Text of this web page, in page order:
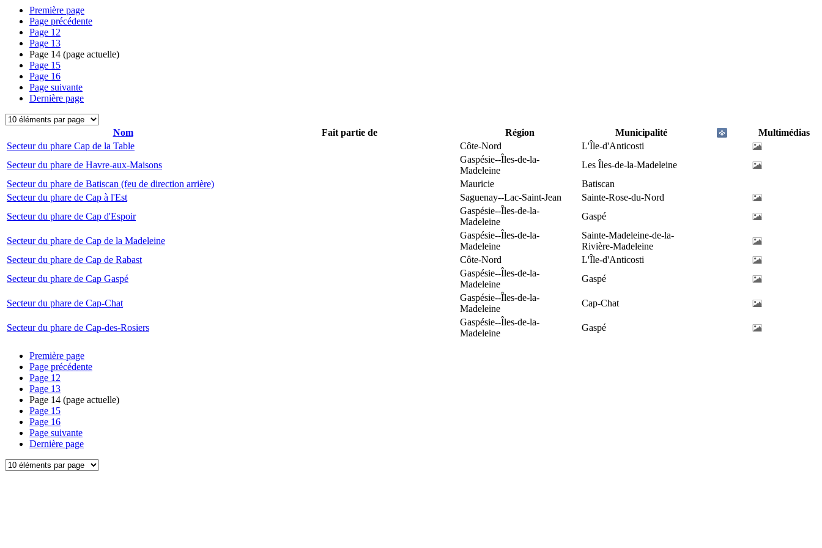
Première page
Page précédente
Page 12
Page 13
Page 14 (page actuelle)
Page 15
Page 16
Page suivante
Dernière page
Nom Fait partie de Région Municipalité
Multimédias
Secteur du phare Cap de la Table
Côte-Nord
L'Île-d'Anticosti
Secteur du phare de Havre-aux-Maisons
Gaspésie--Îles-de-la-
Madeleine
Les Îles-de-la-Madeleine
Secteur du phare de Batiscan (feu de direction arrière)
Mauricie
Batiscan
Secteur du phare de Cap à l'Est
Saguenay--Lac-Saint-Jean
Sainte-Rose-du-Nord
Secteur du phare de Cap d'Espoir
Gaspésie--Îles-de-la-
Madeleine
Gaspé
Secteur du phare de Cap de la Madeleine
Gaspésie--Îles-de-la-
Madeleine
Sainte-Madeleine-de-la-
Rivière-Madeleine
Secteur du phare de Cap de Rabast
Côte-Nord
L'Île-d'Anticosti
Secteur du phare de Cap Gaspé
Gaspésie--Îles-de-la-
Madeleine
Gaspé
Secteur du phare de Cap-Chat
Gaspésie--Îles-de-la-
Madeleine
Cap-Chat
Secteur du phare de Cap-des-Rosiers
Gaspésie--Îles-de-la-
Madeleine
Gaspé
Première page
Page précédente
Page 12
Page 13
Page 14 (page actuelle)
Page 15
Page 16
Page suivante
Dernière page